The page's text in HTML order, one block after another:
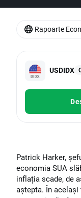
USDIDX
Patrick Harker,
economia SUA
inflația scade, de
aștepta. În același
Rapoarte